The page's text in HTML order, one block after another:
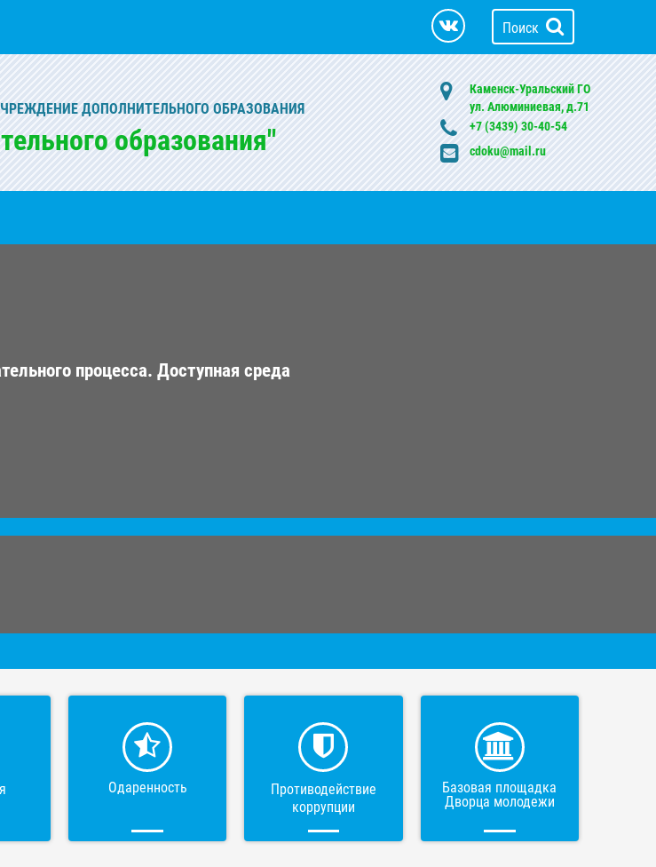
Поиск
ДОПОЛНИТЕЛЬНОГО ОБРАЗОВАНИЯ
образования"
Каменск-Уральский ГО
ул. Алюминиевая, д.71
+7 (3439) 30-40-54
cdoku@mail.ru
процесса. Доступная среда
Одаренность
Противодействие
коррупции
Базовая площадка
Дворца молодежи